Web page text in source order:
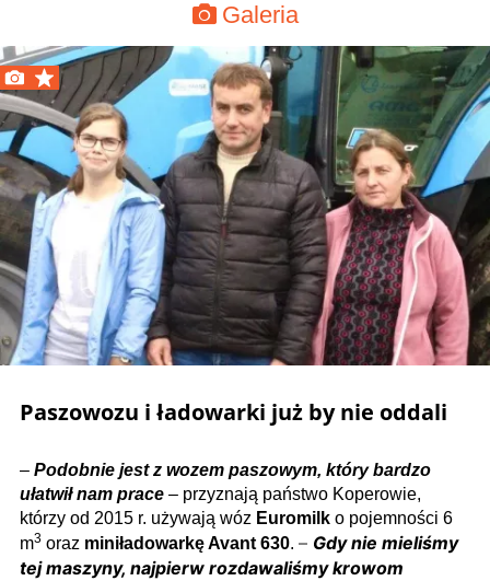
Galeria
Paszowozu i ładowarki już by nie oddali
– Podobnie jest z wozem paszowym, który bardzo
ułatwił nam prace – przyznają państwo Koperowie,
którzy od 2015 r. używają wóz Euromilk o pojemności 6
m3 oraz miniładowarkę Avant 630. – Gdy nie mieliśmy
tej maszyny, najpierw rozdawaliśmy krowom